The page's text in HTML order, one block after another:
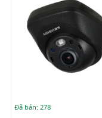
Đã bán: 278